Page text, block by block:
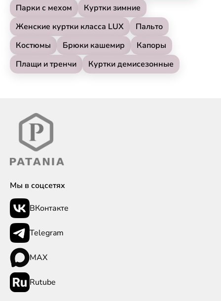
Парки с мехом
Куртки зимние
Женские куртки класса LUX
Пальто
Костюмы
Брюки кашемир
Капоры
Плащи и тренчи
Куртки демисезонные
Мы в соцсетях
ВКонтакте
Telegram
MAX
Rutube